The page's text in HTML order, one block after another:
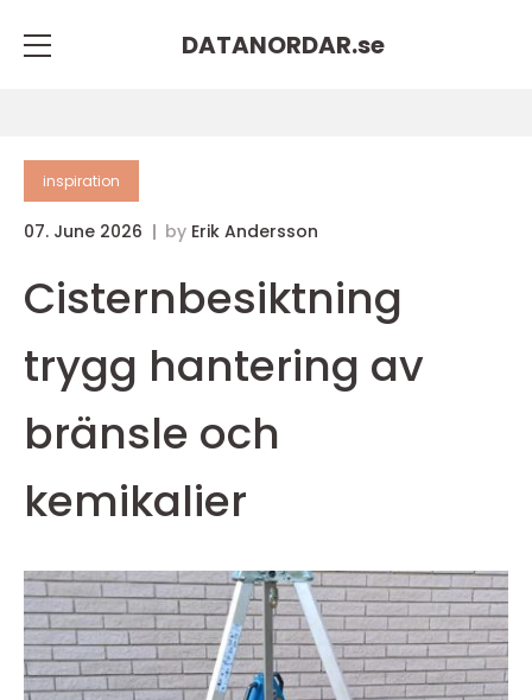
DATANORDAR.se
inspiration
07. June 2026 by Erik Andersson
Cisternbesiktning
trygg hantering av
bränsle och
kemikalier